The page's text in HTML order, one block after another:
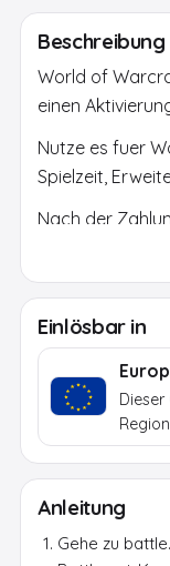
Beschreibung
World of
einen
Nutze es fuer
Spielzeit,
Nach der
Mail. Nutze ihn
Waehrung und
Einlösbar in
Anleitung
Gehe zu